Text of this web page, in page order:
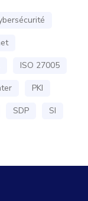
ISO 27005
PKI
SDP
SI